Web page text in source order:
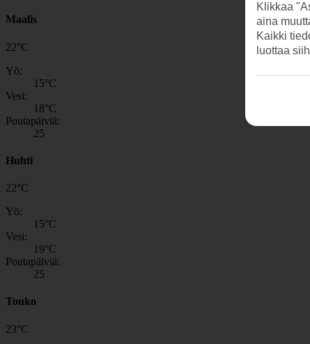
Maalis
22°C
Yö:
15°C
Vesi:
18°C
Poutapäiviä:
25
Huhti
22°C
Yö:
15°C
Vesi:
19°C
Poutapäiviä:
25
Touko
23°C
Klikkaa
aina
Kaikki
luottaa